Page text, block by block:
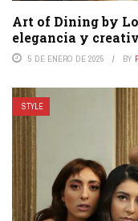
Art of Dining by
elegancia y
5 DE ENERO DE 2025 BY
STYLE